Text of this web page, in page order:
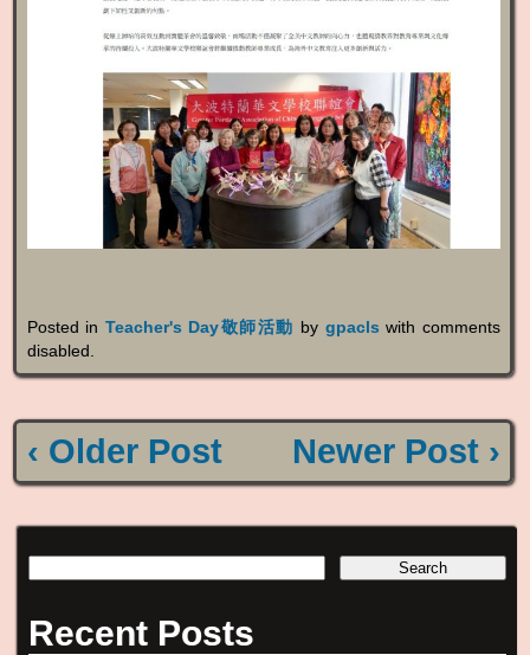
Posted in Teacher's Day敬師活動 by gpacls with comments
disabled.
‹ Older Post Newer Post ›
Recent Posts